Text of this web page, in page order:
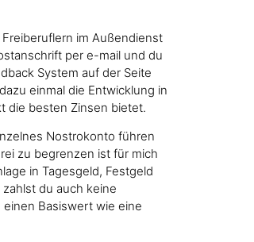
im Außendienst
per e-mail und du
System auf der Seite
einmal die Entwicklung in
die besten Zinsen bietet.
Nostrokonto führen
zu begrenzen ist für mich
in Tagesgeld, Festgeld
du auch keine
Basiswert wie eine